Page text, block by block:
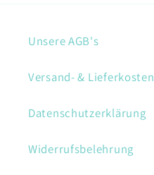
Unsere AGB's
Versand- & Lieferkosten
Datenschutzerklärung
Widerrufsbelehrung